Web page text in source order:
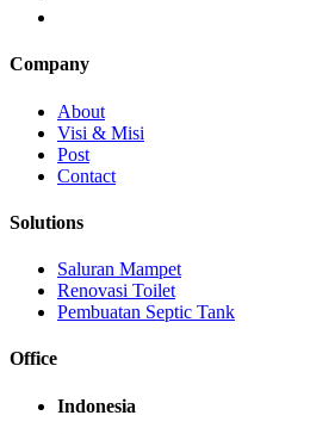
Company
About
Visi & Misi
Post
Contact
Solutions
Saluran Mampet
Renovasi Toilet
Pembuatan Septic Tank
Office
Indonesia